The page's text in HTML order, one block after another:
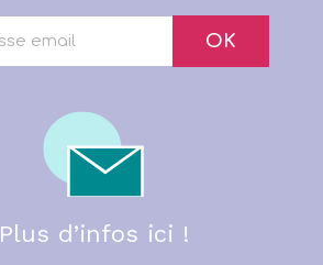
OK
Plus d’infos ici !